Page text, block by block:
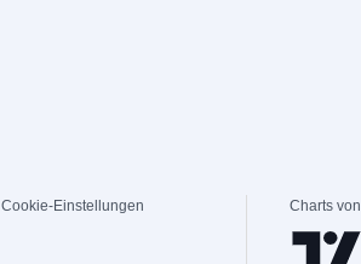
Cookie-Einstellungen Charts von